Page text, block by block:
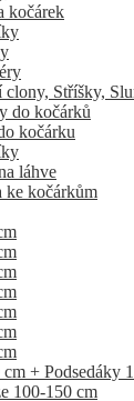
kočárek
clony, Stříšky,
do kočárků
kočárku
láhve
ke kočárkům
+ Podsedáky
100-150 cm